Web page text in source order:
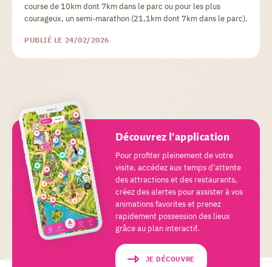
course de 10km dont 7km dans le parc ou pour les plus
courageux, un semi-marathon (21,1km dont 7km dans le parc).
PUBLIÉ LE 24/02/2026
Découvrez l'application
Pour profiter pleinement de votre
visite, accédez aux temps d'attente
des attractions et des restaurants,
créez des alertes pour assister à vos
animations favorites et prenez
rapidement possession des lieux
grâce au plan interactif.
JE DÉCOUVRE